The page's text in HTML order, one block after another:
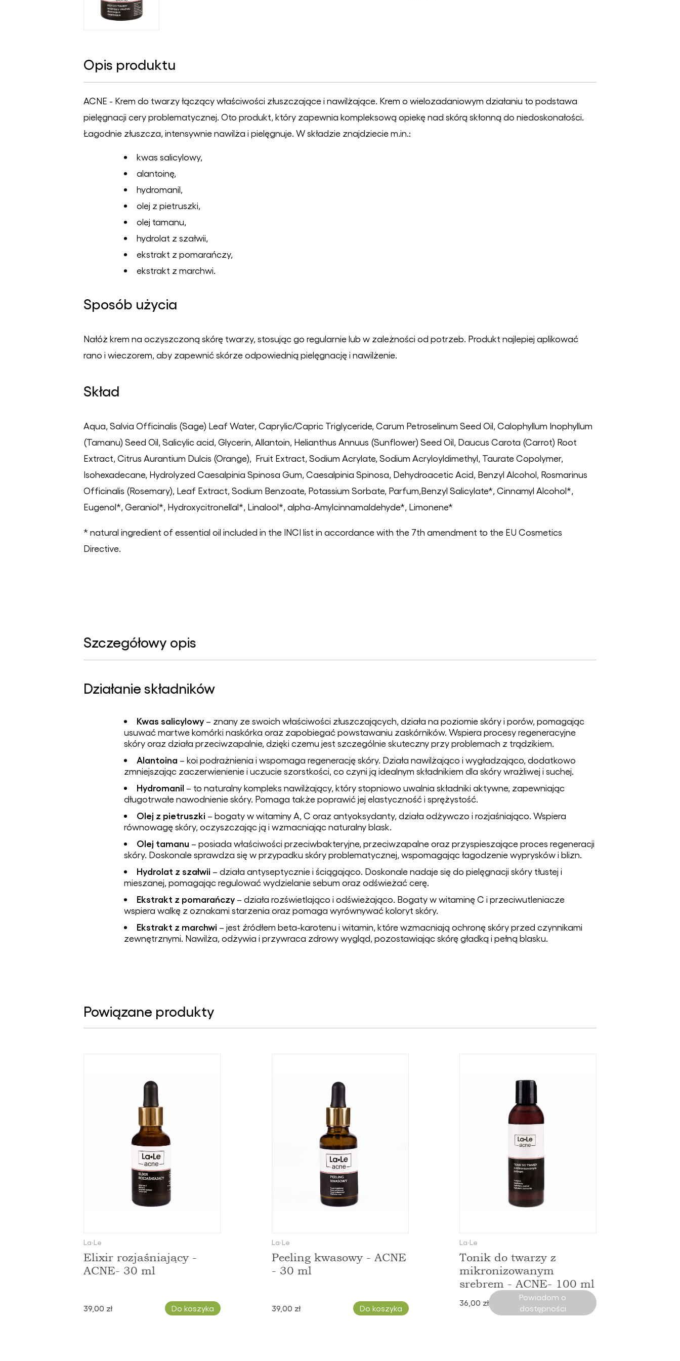
Opis produktu
ACNE - Krem do twarzy łączący właściwości złuszczające i nawilżające. Krem o wielozadaniowym działaniu to podstawa
pielęgnacji cery problematycznej. Oto produkt, który zapewnia kompleksową opiekę nad skórą skłonną do niedoskonałości.
Łagodnie złuszcza, intensywnie nawilża i pielęgnuje. W składzie znajdziecie m.in.:
kwas salicylowy,
alantoinę,
hydromanil,
olej z pietruszki,
olej tamanu,
hydrolat z szałwii,
ekstrakt z pomarańczy,
ekstrakt z marchwi.
Sposób użycia
Nałóż krem na oczyszczoną skórę twarzy, stosując go regularnie lub w zależności od potrzeb. Produkt najlepiej aplikować
rano i wieczorem, aby zapewnić skórze odpowiednią pielęgnację i nawilżenie.
Skład
Aqua, Salvia Officinalis (Sage) Leaf Water, Caprylic/Capric Triglyceride, Carum Petroselinum Seed Oil, Calophyllum Inophyllum
(Tamanu) Seed Oil, Salicylic acid, Glycerin, Allantoin, Helianthus Annuus (Sunflower) Seed Oil, Daucus Carota (Carrot) Root
Extract, Citrus Aurantium Dulcis (Orange), Fruit Extract, Sodium Acrylate, Sodium Acryloyldimethyl, Taurate Copolymer,
Isohexadecane, Hydrolyzed Caesalpinia Spinosa Gum, Caesalpinia Spinosa, Dehydroacetic Acid, Benzyl Alcohol, Rosmarinus
Officinalis (Rosemary), Leaf Extract, Sodium Benzoate, Potassium Sorbate, Parfum,Benzyl Salicylate*, Cinnamyl Alcohol*,
Eugenol*, Geraniol*, Hydroxycitronellal*, Linalool*, alpha-Amylcinnamaldehyde*, Limonene*
* natural ingredient of essential oil included in the INCI list in accordance with the 7th amendment to the EU Cosmetics
Directive.
Szczegółowy opis
Działanie składników
Kwas salicylowy – znany ze swoich właściwości złuszczających, działa na poziomie skóry i porów, pomagając
usuwać martwe komórki naskórka oraz zapobiegać powstawaniu zaskórników. Wspiera procesy regeneracyjne
skóry oraz działa przeciwzapalnie, dzięki czemu jest szczególnie skuteczny przy problemach z trądzikiem.
Alantoina – koi podrażnienia i wspomaga regenerację skóry. Działa nawilżająco i wygładzająco, dodatkowo
zmniejszając zaczerwienienie i uczucie szorstkości, co czyni ją idealnym składnikiem dla skóry wrażliwej i suchej.
Hydromanil – to naturalny kompleks nawilżający, który stopniowo uwalnia składniki aktywne, zapewniając
długotrwałe nawodnienie skóry. Pomaga także poprawić jej elastyczność i sprężystość.
Olej z pietruszki – bogaty w witaminy A, C oraz antyoksydanty, działa odżywczo i rozjaśniająco. Wspiera
równowagę skóry, oczyszczając ją i wzmacniając naturalny blask.
Olej tamanu – posiada właściwości przeciwbakteryjne, przeciwzapalne oraz przyspieszające proces regeneracji
skóry. Doskonale sprawdza się w przypadku skóry problematycznej, wspomagając łagodzenie wyprysków i blizn.
Hydrolat z szałwii – działa antyseptycznie i ściągająco. Doskonale nadaje się do pielęgnacji skóry tłustej i
mieszanej, pomagając regulować wydzielanie sebum oraz odświeżać cerę.
Ekstrakt z pomarańczy – działa rozświetlająco i odświeżająco. Bogaty w witaminę C i przeciwutleniacze
wspiera walkę z oznakami starzenia oraz pomaga wyrównywać koloryt skóry.
Ekstrakt z marchwi – jest źródłem beta-karotenu i witamin, które wzmacniają ochronę skóry przed czynnikami
zewnętrznymi. Nawilża, odżywia i przywraca zdrowy wygląd, pozostawiając skórę gładką i pełną blasku.
Powiązane produkty
La∙Le
Elixir rozjaśniający -
ACNE- 30 ml
39,00 zł Do koszyka
La∙Le
Peeling kwasowy - ACNE
- 30 ml
39,00 zł Do koszyka
La∙Le
Tonik do twarzy z
mikronizowanym
srebrem - ACNE- 100 ml
36,00 zł
Powiadom o
dostępności